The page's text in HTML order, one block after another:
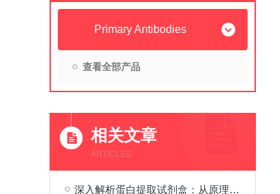
Primary Antibodies
查看全部产品
相关文章
ARTICLES
深入解析蛋白提取试剂盒：从原理到应用的全面解读